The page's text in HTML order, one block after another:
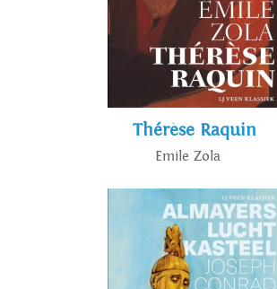
Thérèse Raquin
Emile Zola